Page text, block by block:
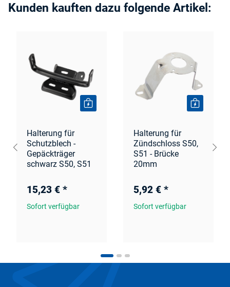
Kunden kauften dazu folgende Artikel:
Halterung für
Schutzblech -
Gepäckträger
schwarz S50, S51
15,23 € *
Sofort verfügbar
Halterung für
Zündschloss S50,
S51 - Brücke
20mm
5,92 € *
Sofort verfügbar